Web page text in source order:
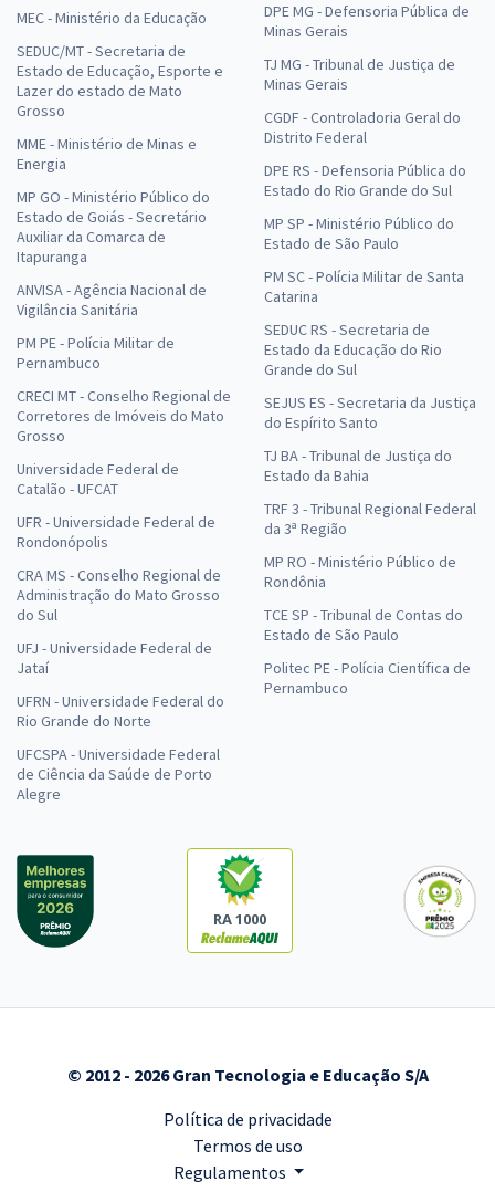
MEC - Ministério da Educação
SEDUC/MT - Secretaria de
Estado de Educação, Esporte e
Lazer do estado de Mato
Grosso
MME - Ministério de Minas e
Energia
MP GO - Ministério Público do
Estado de Goiás - Secretário
Auxiliar da Comarca de
Itapuranga
ANVISA - Agência Nacional de
Vigilância Sanitária
PM PE - Polícia Militar de
Pernambuco
CRECI MT - Conselho Regional de
Corretores de Imóveis do Mato
Grosso
Universidade Federal de
Catalão - UFCAT
UFR - Universidade Federal de
Rondonópolis
CRA MS - Conselho Regional de
Administração do Mato Grosso
do Sul
UFJ - Universidade Federal de
Jataí
UFRN - Universidade Federal do
Rio Grande do Norte
UFCSPA - Universidade Federal
de Ciência da Saúde de Porto
Alegre
DPE MG - Defensoria Pública de
Minas Gerais
TJ MG - Tribunal de Justiça de
Minas Gerais
CGDF - Controladoria Geral do
Distrito Federal
DPE RS - Defensoria Pública do
Estado do Rio Grande do Sul
MP SP - Ministério Público do
Estado de São Paulo
PM SC - Polícia Militar de Santa
Catarina
SEDUC RS - Secretaria de
Estado da Educação do Rio
Grande do Sul
SEJUS ES - Secretaria da Justiça
do Espírito Santo
TJ BA - Tribunal de Justiça do
Estado da Bahia
TRF 3 - Tribunal Regional Federal
da 3ª Região
MP RO - Ministério Público de
Rondônia
TCE SP - Tribunal de Contas do
Estado de São Paulo
Politec PE - Polícia Científica de
Pernambuco
RA 1000
© 2012 - 2026 Gran Tecnologia e Educação S/A
Política de privacidade
Termos de uso
Regulamentos